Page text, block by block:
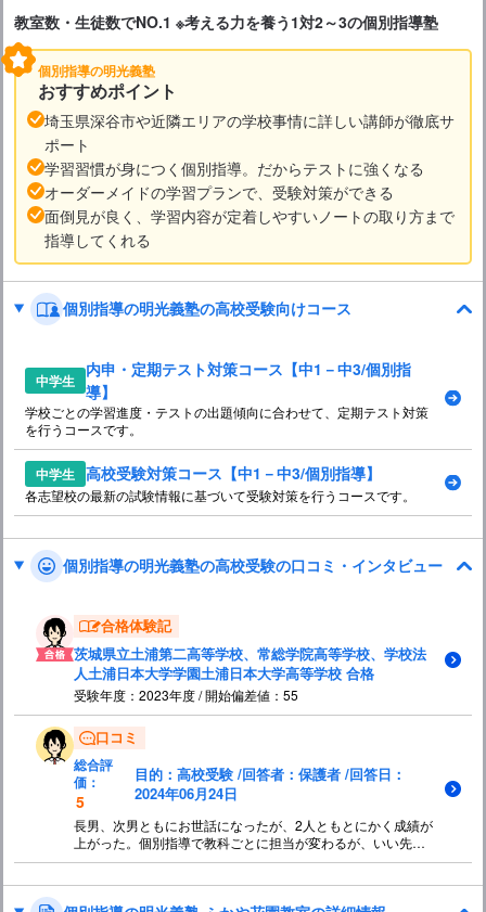
教室数・生徒数でNO.1 ※考える力を養う1対2～3の個別指導塾
個別指導の明光義塾
おすすめポイント
埼玉県深谷市や近隣エリアの学校事情に詳しい講師が徹底サ
ポート
学習習慣が身につく個別指導。だからテストに強くなる
オーダーメイドの学習プランで、受験対策ができる
面倒見が良く、学習内容が定着しやすいノートの取り方まで
指導してくれる
個別指導の明光義塾の高校受験向けコース
中学生
内申・定期テスト対策コース【中1－中3/個別指
導】
学校ごとの学習進度・テストの出題傾向に合わせて、定期テスト対策
を行うコースです。
中学生 高校受験対策コース【中1－中3/個別指導】
各志望校の最新の試験情報に基づいて受験対策を行うコースです。
個別指導の明光義塾の高校受験の口コミ・インタビュー
合格体験記
茨城県立土浦第二高等学校、常総学院高等学校、学校法
人土浦日本大学学園土浦日本大学高等学校 合格
受験年度：2023年度 / 開始偏差値：55
口コミ
総合評
価：
5
目的：高校受験 /回答者：保護者 /回答日：
2024年06月24日
長男、次男ともにお世話になったが、2人ともとにかく成績が
上がった。個別指導で教科ごとに担当が変わるが、いい先生
で教え方が上手な先生ばかりなのでおすすめできる。特に英